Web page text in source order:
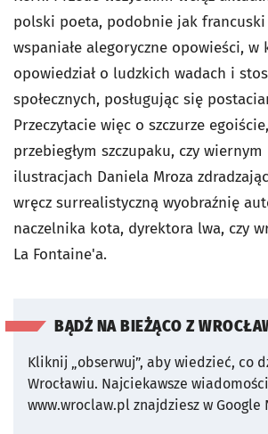
polski poeta, podobnie jak francuski
wspaniałe alegoryczne opowieści, w
opowiedział o ludzkich wadach i
społecznych, posługując się
Przeczytacie więc o szczurze
przebiegłym szczupaku, czy
ilustracjach Daniela Mroza
wręcz surrealistyczną wyobraźnię
naczelnika kota, dyrektora lwa, czy
La Fontaine'a.
BĄDŹ NA BIEŻĄCO Z
Kliknij „obserwuj”, aby wiedzieć, co
Wrocławiu. Najciekawsze
www.wroclaw.pl znajdziesz w Google